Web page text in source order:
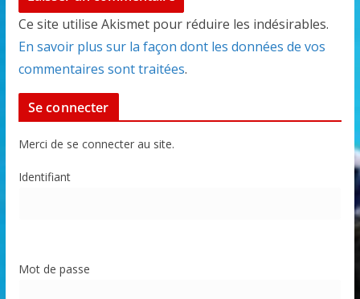
Ce site utilise Akismet pour réduire les indésirables.
En savoir plus sur la façon dont les données de vos
commentaires sont traitées.
Se connecter
Merci de se connecter au site.
Identifiant
Mot de passe